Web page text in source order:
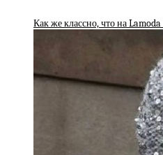
Как же классно, что на